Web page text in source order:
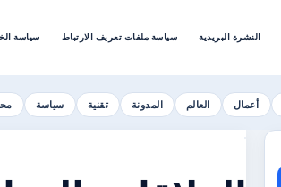
سياسة سياسة ملفات تعريف الارتباط النشرة البريدية
أعمال العالم المدونة تقنية سياسة